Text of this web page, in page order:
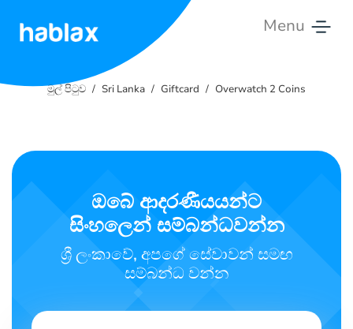
Menu
සේවා
සම්බන්ද
මුල් පිටුව Sri Lanka Giftcard Overwatch 2 Coins
ඔබේ ආදරණීයයන්ට
සිංහලෙන් සම්බන්ධවන්න
ශ්‍රී ලංකාවේ, අපගේ සේවාවන් සමඟ
සම්බන්ධ වන්න